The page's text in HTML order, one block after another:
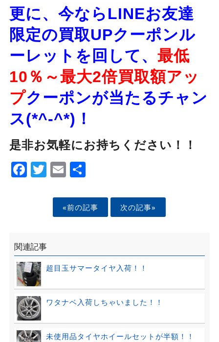
更に、今ならLINEお友達
限定の買取UPクーポンル
ーレットを回して、 最低
10％～最大2倍買取額アッ
プクーポンが当たるチャン
ス(*^-^*)！
是非お気軽にお持ちください！！
Facebook
Twitter
EmailShare
«前の記事 次の記事»
関連記事
超目玉サマータイヤ入荷！！
ワタナベ入荷しちゃいました！！
未使用品タイヤホイールセットが半額！！